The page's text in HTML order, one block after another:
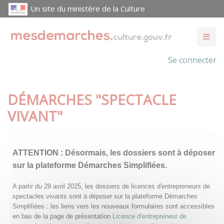
Un site du ministère de la Culture
Se connecter
DÉMARCHES "SPECTACLE
VIVANT"
ATTENTION : Désormais, les dossiers sont à déposer
sur la plateforme Démarches Simplifiées.
A partir du 29 avril 2025, les dossiers de licences d'entrepreneurs de
spectacles vivants sont à déposer sur la plateforme Démarches
Simplifiées : les liens vers les nouveaux formulaires sont accessibles
en bas de la page de présentation Licence d'entrepreneur de